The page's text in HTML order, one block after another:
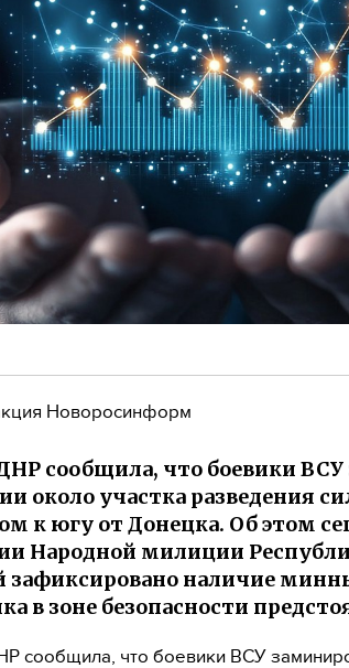
Новоросинформ
сообщила, что боевики
около участка разведения
к югу от Донецка. Об этом
Народной милиции
зафиксировано наличие
в зоне безопасности
сообщила, что боевики ВСУ